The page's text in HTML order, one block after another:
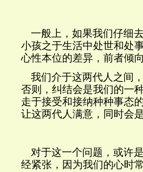
一般上，如果我们仔细
小孩之于生活中处世和处
心性本位的差异，前者倾
我们介于这两代人之间
否则，纠结会是我们的一
走于接受和接纳种种事态
让这两代人满意，同时会
对于这一个问题，或许
经紧张，因为我们的心时